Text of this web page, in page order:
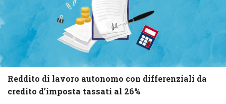
Reddito di lavoro autonomo con differenziali da
credito d’imposta tassati al 26%